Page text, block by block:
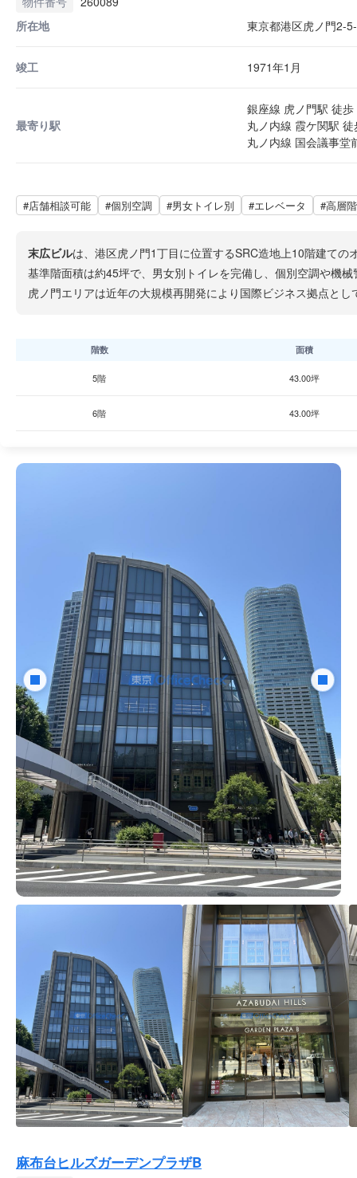
所在地
東京都港区虎ノ門2-
竣工 1971年1月
最寄り駅
銀座線 虎ノ門駅 徒歩
丸ノ内線 霞ケ関駅
丸ノ内線 国会議事堂
#店舗相談可能 #個別空調 #男女トイレ別 #エレベータ #高層
末広ビルは、港区虎ノ門1丁目に位置するSRC造地上10階建て
基準階面積は約45坪で、男女別トイレを完備し、個別空調や機
虎ノ門エリアは近年の大規模再開発により国際ビジネス拠点と
階数 面積
5階 43.00坪
6階 43.00坪
麻布台ヒルズガーデンプラザB